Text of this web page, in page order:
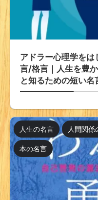
アドラー心理学をは
言/格言｜人生を豊
と知るための短い名
人生の名言 人間関係
本の名言